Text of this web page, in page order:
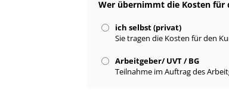
Wer übernimmt die Kosten für
ich selbst (privat)
Sie tragen die Kosten für den
Arbeitgeber/ UVT / BG
Teilnahme im Auftrag des